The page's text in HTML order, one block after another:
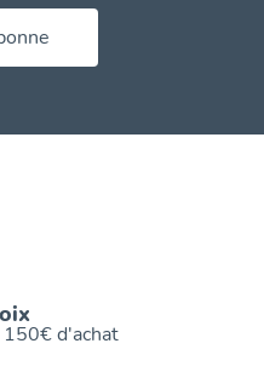
d'achat